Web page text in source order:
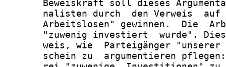
Beweiskraft soll dieses
nalisten durch  den Verweis
Arbeitslosen" gewinnen.  Die
"zuwenig investiert  wurde".
weis, wie  Parteigänger
schein zu  argumentieren